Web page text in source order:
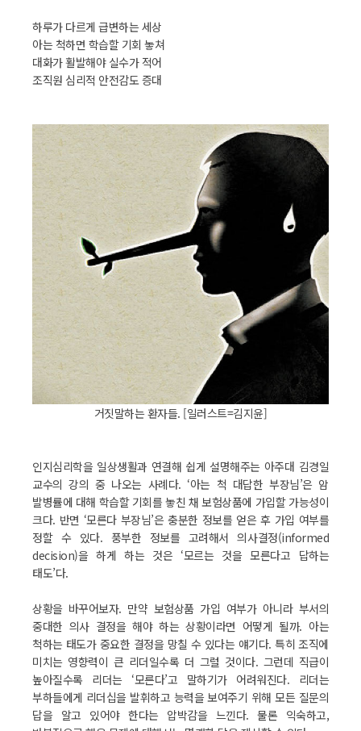
하루가 다르게 급변하는 세상
아는 척하면 학습할 기회 놓쳐
대화가 활발해야 실수가 적어
조직원 심리적 안전감도 증대
거짓말하는 환자들. [일러스트=김지윤]
인지심리학을 일상생활과 연결해 쉽게 설명해주는 아주대 김경일
교수의 강의 중 나오는 사례다. ‘아는 척 대답한 부장님’은 암
발병률에 대해 학습할 기회를 놓친 채 보험상품에 가입할 가능성이
크다. 반면 ‘모른다 부장님’은 충분한 정보를 얻은 후 가입 여부를
정할 수 있다. 풍부한 정보를 고려해서 의사결정(informed
decision)을 하게 하는 것은 ‘모르는 것을 모른다고 답하는
태도’다.
상황을 바꾸어보자. 만약 보험상품 가입 여부가 아니라 부서의
중대한 의사 결정을 해야 하는 상황이라면 어떻게 될까. 아는
척하는 태도가 중요한 결정을 망칠 수 있다는 얘기다. 특히 조직에
미치는 영향력이 큰 리더일수록 더 그럴 것이다. 그런데 직급이
높아질수록 리더는 ‘모른다’고 말하기가 어려워진다. 리더는
부하들에게 리더십을 발휘하고 능력을 보여주기 위해 모든 질문의
답을 알고 있어야 한다는 압박감을 느낀다. 물론 익숙하고,